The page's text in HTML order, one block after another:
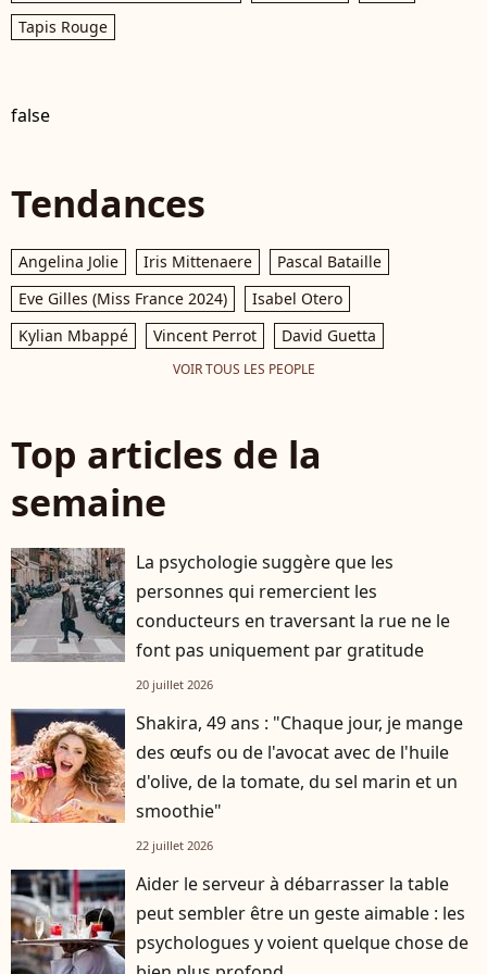
Tapis Rouge
false
Tendances
Angelina Jolie Iris Mittenaere
Pascal Bataille
Eve Gilles (Miss France 2024)
Isabel Otero
Kylian Mbappé
Vincent Perrot David Guetta
VOIR TOUS LES PEOPLE
Top articles de la
semaine
La psychologie suggère que les
personnes qui remercient les
conducteurs en traversant la rue ne le
font pas uniquement par gratitude
20 juillet 2026
Shakira, 49 ans : "Chaque jour, je mange
des œufs ou de l'avocat avec de l'huile
d'olive, de la tomate, du sel marin et un
smoothie"
22 juillet 2026
Aider le serveur à débarrasser la table
peut sembler être un geste aimable : les
psychologues y voient quelque chose de